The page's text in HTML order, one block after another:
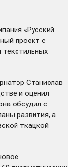
«Русский
проект с
Станислав
и оценил
обсудил с
развития, а
ткацкой